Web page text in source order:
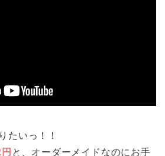
たいっ！！
と、オーダーメイドなのにお手